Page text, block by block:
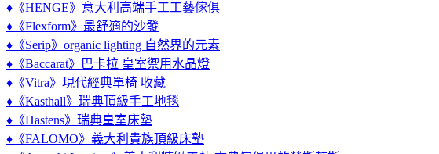
♦《HENGE》意大利高端手工工藝傢俱
♦《Flexform》最舒適的沙發
♦《Serip》organic lighting 自然界的元素
♦《Baccarat》巴卡拉 皇室禦用水晶燈
♦《Vitra》現代經典單椅 收藏
♦《Kasthall》瑞典頂級手工地毯
♦《Hastens》瑞典皇室床墊
♦《FALOMO》義大利貴族頂級床墊